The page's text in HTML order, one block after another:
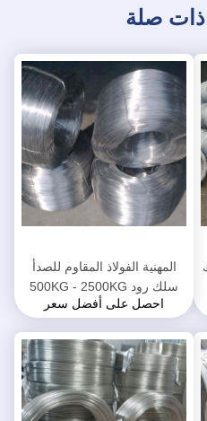
صلة
المهنية الفولاذ المقاوم للصدأ
سلك رود 500KG - 2500KG
لفائف الوزن ISO9001 القياسية
احصل على أفضل سعر